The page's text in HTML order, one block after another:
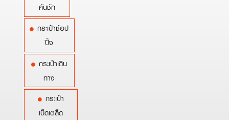
คันชัก
กระเป๋าช้อป
ปิ้ง
กระเป๋าเดิน
ทาง
กระเป๋า
เบ็ดเตล็ด